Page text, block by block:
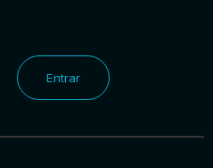
Entrar